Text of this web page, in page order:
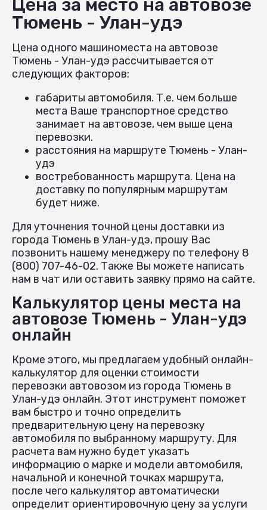
Цена за место на автовозе
Тюмень - Улан-удэ
Цена одного машиноместа на автовозе
Тюмень - Улан-удэ рассчитывается от
следующих факторов:
габариты автомобиля. Т.е. чем больше
места Ваше транспортное средство
занимает на автовозе, чем выше цена
перевозки.
расстояния на маршруте Тюмень - Улан-
удэ
востребованность маршрута. Цена на
доставку по популярным маршрутам
будет ниже.
Для уточнения точной цены доставки из
города Тюмень в Улан-удэ, прошу Вас
позвонить нашему менеджеру по телефону 8
(800) 707-46-02. Также Вы можете написать
нам в чат или оставить заявку прямо на сайте.
Калькулятор цены места на
автовозе Тюмень - Улан-удэ
онлайн
Кроме этого, мы предлагаем удобный онлайн-
калькулятор для оценки стоимости
перевозки автовозом из города Тюмень в
Улан-удэ онлайн. Этот инструмент поможет
вам быстро и точно определить
предварительную цену на перевозку
автомобиля по выбранному маршруту. Для
расчета вам нужно будет указать
информацию о марке и модели автомобиля,
начальной и конечной точках маршрута,
после чего калькулятор автоматически
определит ориентировочную цену за услуги